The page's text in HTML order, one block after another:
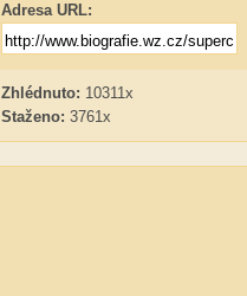
Adresa URL:
Zhlédnuto: 10311x
Staženo: 3761x